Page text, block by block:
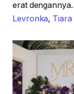
erat
Levronka, Tiara